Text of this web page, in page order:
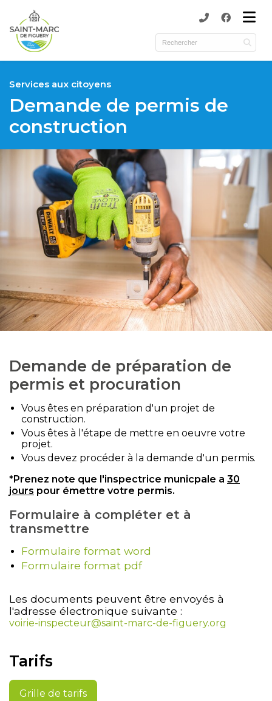
(Municipalité )
(Services )
Services aux citoyens
Demande de permis de
construction
Demande de préparation de
permis et procuration
Vous êtes en préparation d'un projet de
construction.
Vous êtes à l'étape de mettre en oeuvre votre
projet.
Vous devez procéder à la demande d'un permis.
*Prenez note que l'inspectrice municpale a 30
jours pour émettre votre permis.
Formulaire à compléter et à
transmettre
Formulaire format word
Formulaire format pdf
Les documents peuvent être envoyés à
l'adresse électronique suivante :
voirie-inspecteur@saint-marc-de-figuery.org
Tarifs
Grille de tarifs